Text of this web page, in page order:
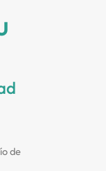
de